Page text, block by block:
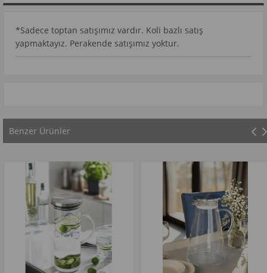
*Sadece toptan satışımız vardır. Koli bazlı satış
yapmaktayız. Perakende satışımız yoktur.
Benzer Ürünler